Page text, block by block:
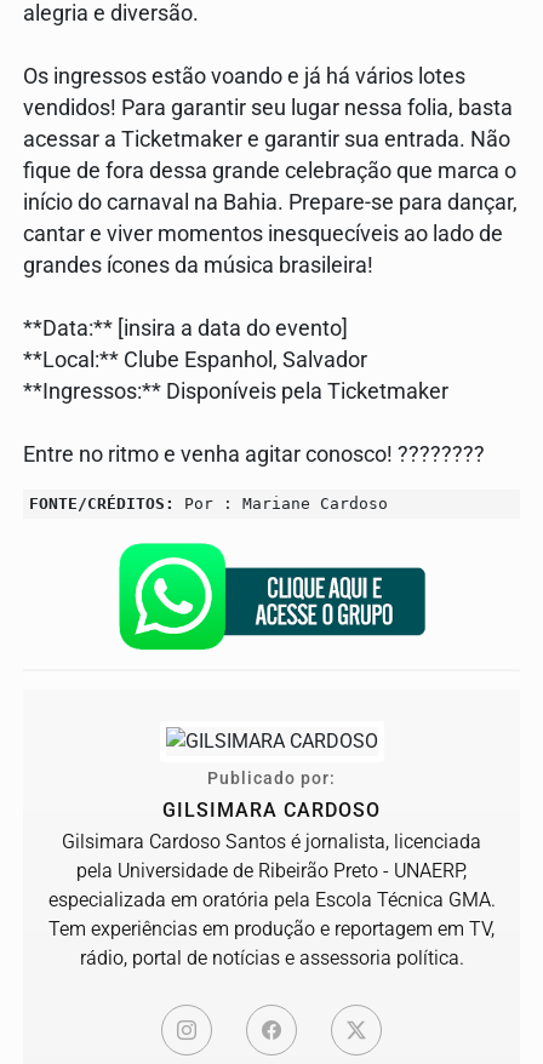
alegria e diversão.
Os ingressos estão voando e já há vários lotes
vendidos! Para garantir seu lugar nessa folia, basta
acessar a Ticketmaker e garantir sua entrada. Não
fique de fora dessa grande celebração que marca o
início do carnaval na Bahia. Prepare-se para dançar,
cantar e viver momentos inesquecíveis ao lado de
grandes ícones da música brasileira!
**Data:** [insira a data do evento]
**Local:** Clube Espanhol, Salvador
**Ingressos:** Disponíveis pela Ticketmaker
Entre no ritmo e venha agitar conosco! ????????
FONTE/CRÉDITOS: Por : Mariane Cardoso
Publicado por:
GILSIMARA CARDOSO
Gilsimara Cardoso Santos é jornalista, licenciada
pela Universidade de Ribeirão Preto - UNAERP,
especializada em oratória pela Escola Técnica GMA.
Tem experiências em produção e reportagem em TV,
rádio, portal de notícias e assessoria política.